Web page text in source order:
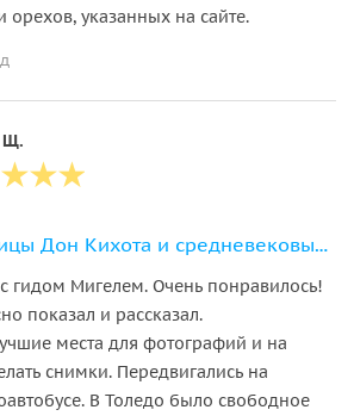
орехов, указанных на сайте.
Щ.
Ветряные мельницы Дон Кихота и средневековый Толедо
гидом Мигелем. Очень понравилось!
показал и рассказал.
места для фотографий и на
снимки. Передвигались на
В Толедо было свободное